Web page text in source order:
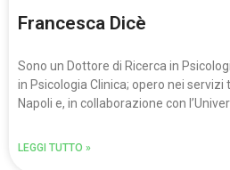
Francesca Dicè
Sono un Dottore di Ricerca in
in Psicologia Clinica; opero nei
Napoli e, in collaborazione con
LEGGI TUTTO »